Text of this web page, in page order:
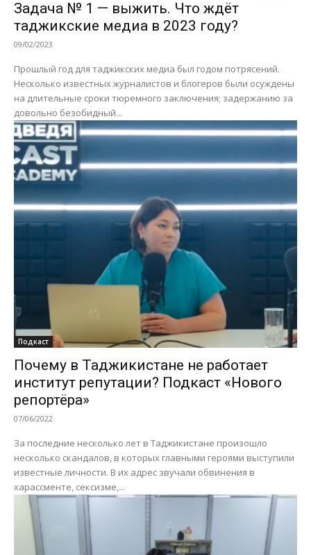
Задача № 1 — выжить. Что ждёт
таджикские медиа в 2023 году?
09/02/2023
Прошлый год для таджикских медиа был годом потрясений.
Несколько известных журналистов и блогеров были осуждены
на длительные сроки тюремного заключения; задержанию за
довольно безобидный...
Подкаст
Почему в Таджикистане не работает
институт репутации? Подкаст «Нового
репортёра»
07/06/2022
За последние несколько лет в Таджикистане произошло
несколько скандалов, в которых главными героями выступили
известные личности. В их адрес звучали обвинения в
харассменте, сексизме,...